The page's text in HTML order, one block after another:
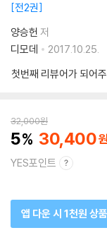
전2권
양승헌 저
디모데
2017.10.25.
첫번째 리뷰어가 되어
32,000원
5 30,400
YES포인트
앱 다운 시 1천원 상